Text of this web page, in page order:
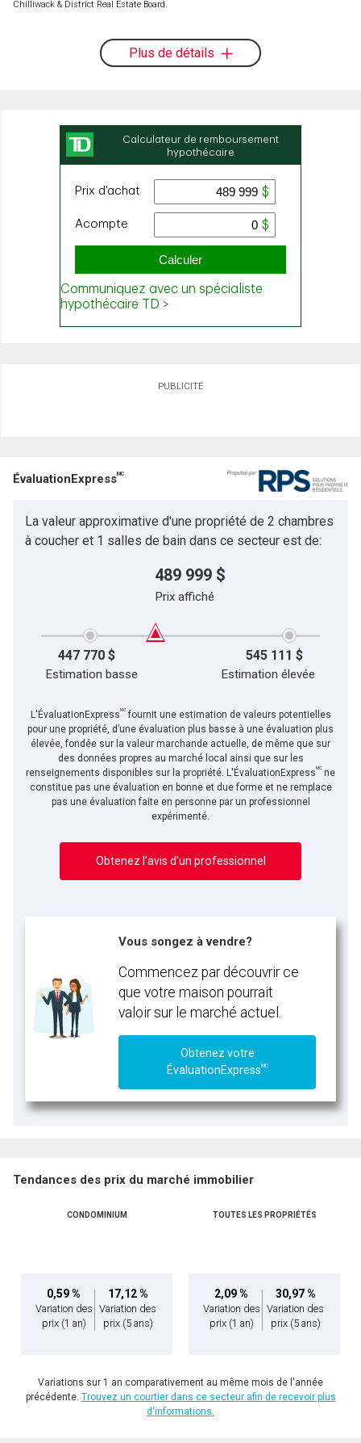
Chilliwack & District Real Estate Board.
Plus de détails
PUBLICITÉ
ÉvaluationExpressMC
La valeur approximative d'une propriété de 2 chambres
à coucher et 1 salles de bain dans ce secteur est de:
489 999 $
Prix affiché
447 770 $ 545 111 $
Estimation basse Estimation élevée
L'ÉvaluationExpressMCfournit une estimation de valeurs potentielles
pour une propriété, d’une évaluation plus basse à une évaluation plus
élevée, fondée sur la valeur marchande actuelle, de même que sur
des données propres au marché local ainsi que sur les
renseignements disponibles sur la propriété. L'ÉvaluationExpressMC ne
constitue pas une évaluation en bonne et due forme et ne remplace
pas une évaluation faite en personne par un professionnel
expérimenté.
Obtenez l’avis d’un professionnel
Vous songez à vendre?
Commencez par découvrir ce
que votre maison pourrait
valoir sur le marché actuel.
Obtenez votre
ÉvaluationExpressMC
Tendances des prix du marché immobilier
CONDOMINIUM
0,59 %
Variation des
prix (1 an)
17,12 %
Variation des
prix (5 ans)
TOUTES LES PROPRIÉTÉS
2,09 %
Variation des
prix (1 an)
30,97 %
Variation des
prix (5 ans)
Variations sur 1 an comparativement au même mois de l'année
précédente. Trouvez un courtier dans ce secteur afin de recevoir plus
d'informations.